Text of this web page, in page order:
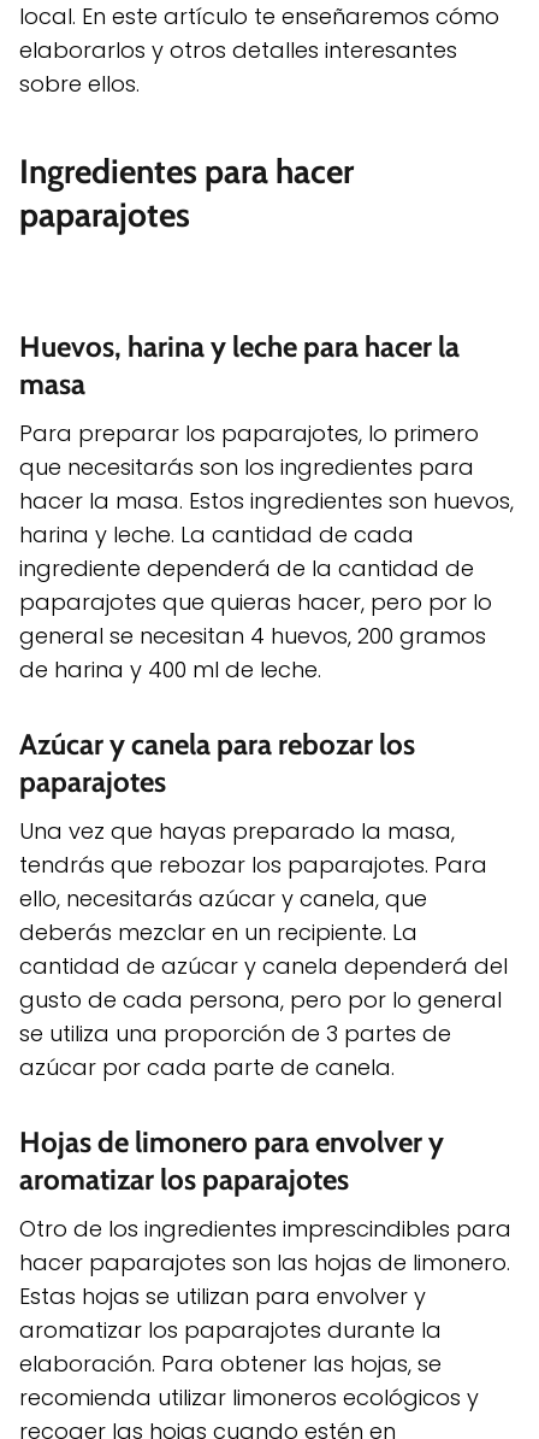
local. En este artículo te enseñaremos cómo
elaborarlos y otros detalles interesantes
sobre ellos.
Ingredientes para hacer
paparajotes
Huevos, harina y leche para hacer la
masa
Para preparar los paparajotes, lo primero
que necesitarás son los ingredientes para
hacer la masa. Estos ingredientes son huevos,
harina y leche. La cantidad de cada
ingrediente dependerá de la cantidad de
paparajotes que quieras hacer, pero por lo
general se necesitan 4 huevos, 200 gramos
de harina y 400 ml de leche.
Azúcar y canela para rebozar los
paparajotes
Una vez que hayas preparado la masa,
tendrás que rebozar los paparajotes. Para
ello, necesitarás azúcar y canela, que
deberás mezclar en un recipiente. La
cantidad de azúcar y canela dependerá del
gusto de cada persona, pero por lo general
se utiliza una proporción de 3 partes de
azúcar por cada parte de canela.
Hojas de limonero para envolver y
aromatizar los paparajotes
Otro de los ingredientes imprescindibles para
hacer paparajotes son las hojas de limonero.
Estas hojas se utilizan para envolver y
aromatizar los paparajotes durante la
elaboración. Para obtener las hojas, se
recomienda utilizar limoneros ecológicos y
recoger las hojas cuando estén en